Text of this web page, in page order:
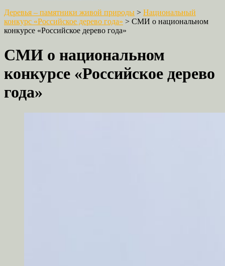
Деревья – памятники живой природы > Национальный
конкурс «Российское дерево года» > СМИ о национальном
конкурсе «Российское дерево года»
СМИ о национальном
конкурсе «Российское дерево
года»